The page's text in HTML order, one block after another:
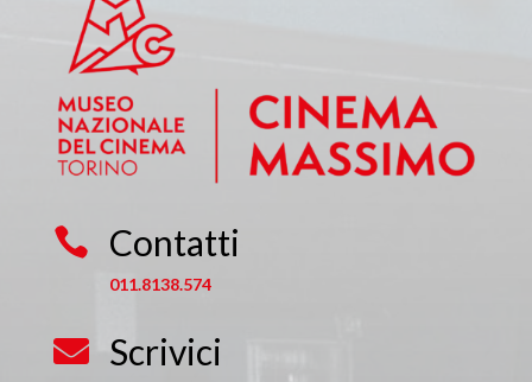
 Contatti
011.8138.574
 Scrivici